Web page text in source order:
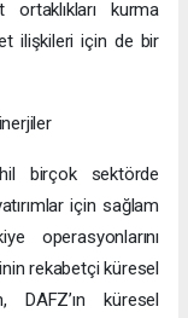
ortaklıkları kurma
ilişkileri için de bir
birçok sektörde
için sağlam
operasyonlarını
rekabetçi küresel
DAFZ’ın küresel